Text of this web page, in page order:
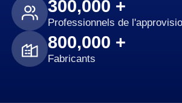
300,000 +
Professionnels de
800,000 +
Fabricants